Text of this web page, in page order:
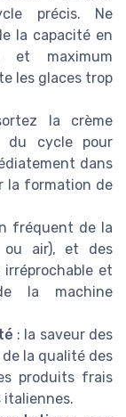
précis. Ne
la capacité en
et maximum
les glaces trop
la crème
du cycle pour
dans
la formation de
fréquent de la
ou air), et des
et
la machine
: la saveur des
la qualité des
produits frais
italiennes.